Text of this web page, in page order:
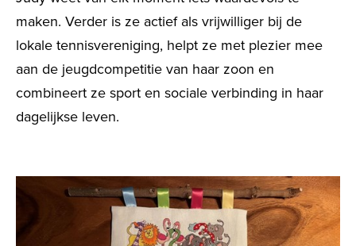
maken. Verder is ze actief als vrijwilliger bij de
lokale tennisvereniging, helpt ze met plezier mee
aan de jeugdcompetitie van haar zoon en
combineert ze sport en sociale verbinding in haar
dagelijkse leven.